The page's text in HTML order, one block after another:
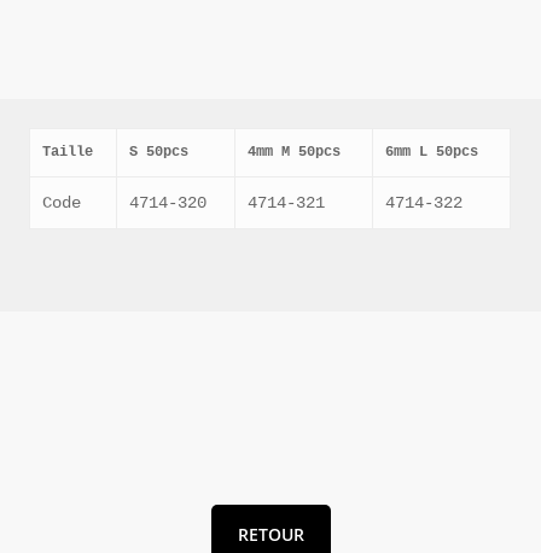
Taille S 50pcs 4mm M 50pcs 6mm L 50pcs
Code 4714-320 4714-321 4714-322
RETOUR